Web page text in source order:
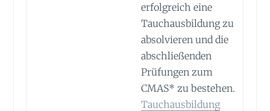
erfolgreich eine
Tauchausbildung zu
absolvieren und die
abschließenden
Prüfungen zum
CMAS* zu bestehen.
Tauchausbildung